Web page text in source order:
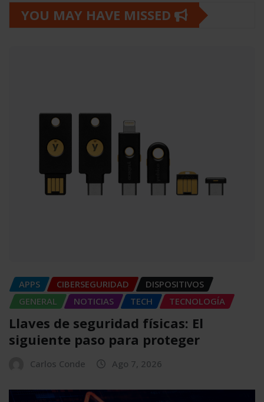
YOU MAY HAVE MISSED
APPS CIBERSEGURIDAD
DISPOSITIVOS
GENERAL
NOTICIAS TECH TECNOLOGÍA
Llaves de seguridad físicas: El
siguiente paso para proteger
Carlos Conde Ago 7, 2026